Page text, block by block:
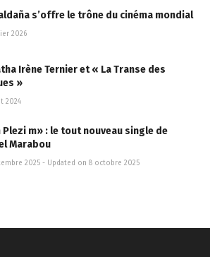
s’offre le trône du cinéma mondial
2026
Irène Ternier et « La Transe des
»
2024
Plezi m» : le tout nouveau single de
Marabou
2025 - Updated on 8 octobre 2025